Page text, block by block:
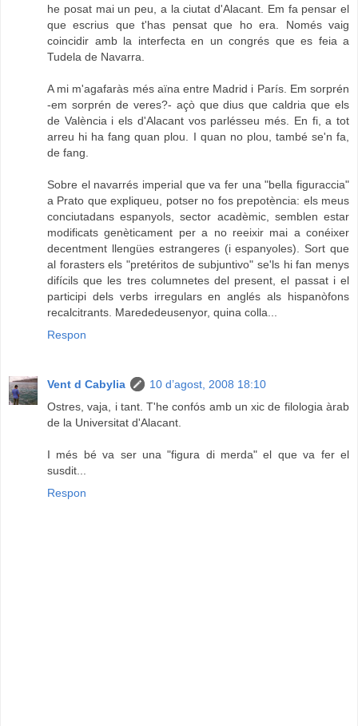
he posat mai un peu, a la ciutat d'Alacant. Em fa pensar el
que escrius que t'has pensat que ho era. Només vaig
coincidir amb la interfecta en un congrés que es feia a
Tudela de Navarra.
A mi m'agafaràs més aïna entre Madrid i París. Em sorprén
-em sorprén de veres?- açò que dius que caldria que els
de València i els d'Alacant vos parlésseu més. En fi, a tot
arreu hi ha fang quan plou. I quan no plou, també se'n fa,
de fang.
Sobre el navarrés imperial que va fer una "bella figuraccia"
a Prato que expliqueu, potser no fos prepotència: els meus
conciutadans espanyols, sector acadèmic, semblen estar
modificats genèticament per a no reeixir mai a conéixer
decentment llengües estrangeres (i espanyoles). Sort que
al forasters els "pretéritos de subjuntivo" se'ls hi fan menys
difícils que les tres columnetes del present, el passat i el
participi dels verbs irregulars en anglés als hispanòfons
recalcitrants. Marededeusenyor, quina colla...
Respon
Vent d Cabylia
10 d’agost, 2008 18:10
Ostres, vaja, i tant. T'he confós amb un xic de filologia àrab
de la Universitat d'Alacant.
I més bé va ser una "figura di merda" el que va fer el
susdit...
Respon